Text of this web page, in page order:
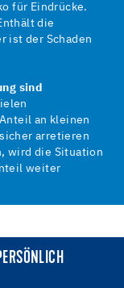
für Eindrücke.
die
ist der Schaden
sind
an kleinen
arretieren
wird die Situation
weiter